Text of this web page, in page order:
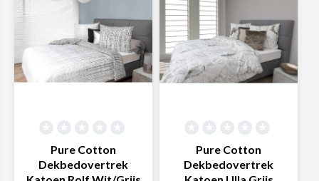
Pure Cotton
Dekbedovertrek
Pure Cotton
Dekbedovertrek